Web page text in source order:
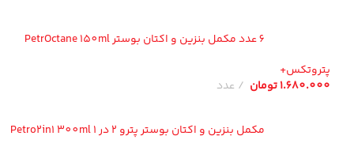
6 عدد مکمل بنزین و اکتان بوستر PetrOctane 150ml
تومان عدد
مکمل بنزین و اکتان بوستر پترو 2 در 1 Petro2in1 300ml